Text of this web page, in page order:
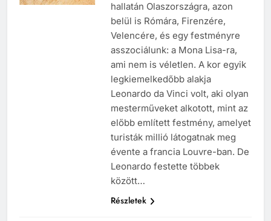
hallatán Olaszországra, azon
belül is Rómára, Firenzére,
Velencére, és egy festményre
asszociálunk: a Mona Lisa-ra,
ami nem is véletlen. A kor egyik
legkiemelkedőbb alakja
Leonardo da Vinci volt, aki olyan
mesterműveket alkotott, mint az
előbb említett festmény, amelyet
turisták millió látogatnak meg
évente a francia Louvre-ban. De
Leonardo festette többek
között…
Részletek